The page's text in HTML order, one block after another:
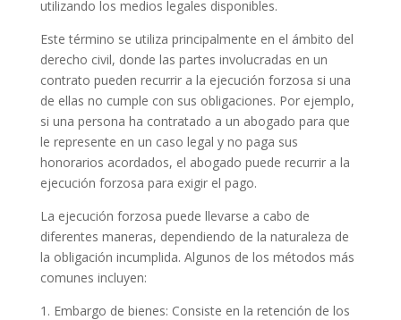
utilizando los medios legales disponibles.
Este término se utiliza principalmente en el ámbito del
derecho civil, donde las partes involucradas en un
contrato pueden recurrir a la ejecución forzosa si una
de ellas no cumple con sus obligaciones. Por ejemplo,
si una persona ha contratado a un abogado para que
le represente en un caso legal y no paga sus
honorarios acordados, el abogado puede recurrir a la
ejecución forzosa para exigir el pago.
La ejecución forzosa puede llevarse a cabo de
diferentes maneras, dependiendo de la naturaleza de
la obligación incumplida. Algunos de los métodos más
comunes incluyen:
1. Embargo de bienes: Consiste en la retención de los